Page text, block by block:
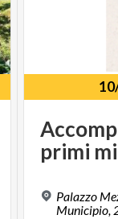
primi
Palazzo
Municipio,